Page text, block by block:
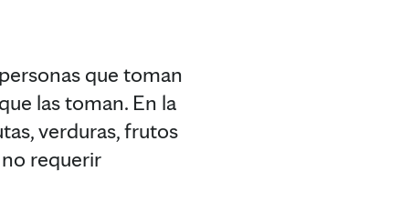
que toman
las toman. En la
verduras, frutos
requerir